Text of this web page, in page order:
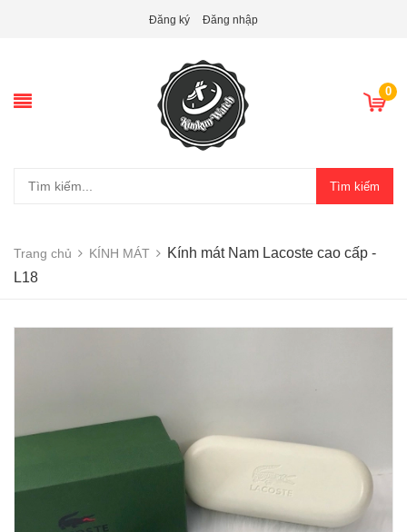
Đăng ký Đăng nhập
0
Tìm kiếm
Trang chủ KÍNH MÁT
Kính mát Nam Lacoste cao cấp -
L18